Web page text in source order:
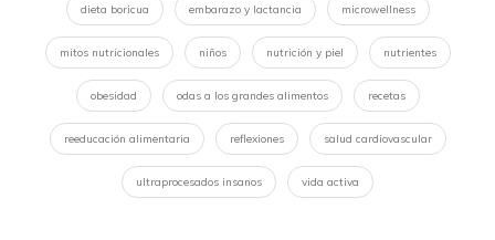
dieta boricua embarazo y lactancia microwellness
mitos nutricionales niños nutrición y piel nutrientes
obesidad odas a los grandes alimentos recetas
reeducación alimentaria reflexiones salud cardiovascular
ultraprocesados insanos vida activa